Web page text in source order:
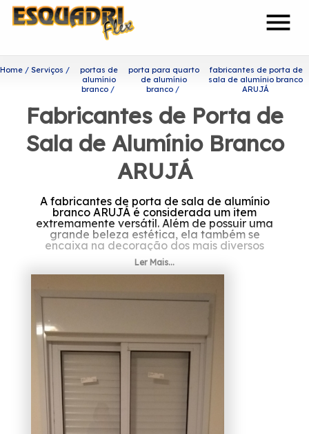
menu
Home Serviços
portas de
alumínio
branco
porta para quarto
de alumínio
branco
fabricantes de porta de
sala de alumínio branco
ARUJÁ
Fabricantes de Porta de
Sala de Alumínio Branco
ARUJÁ
A fabricantes de porta de sala de alumínio
branco ARUJÁ é considerada um item
extremamente versátil. Além de possuir uma
grande beleza estética, ela também se
encaixa na decoração dos mais diversos
ambientes.
de porta de sala de alumínio
A Esquadriflex preza por trabalhar sempre
com os seus valores principais como o
comprometimento com os resultados e
empatia com os desejos do cliente. A sua
equipe de profissionais é formada somente
por colaboradores competentes que buscam
a total satisfação do cliente em cada pedido
e a maior inovação e evolução dos processos.
Ler Mais...